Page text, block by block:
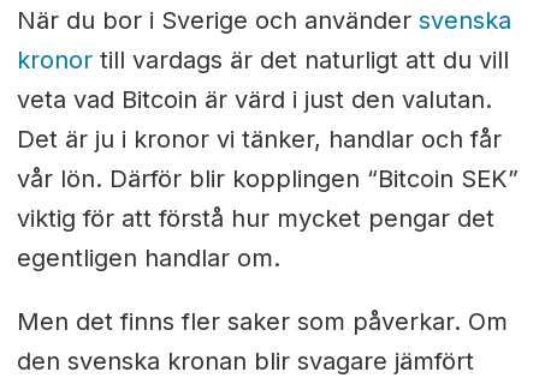
När du bor i Sverige och använder svenska
kronortill vardags är det naturligt att du vill
veta vad Bitcoin är värd i just den valutan.
Det är ju i kronor vi tänker, handlar och får
vår lön. Därför blir kopplingen “Bitcoin SEK”
viktig för att förstå hur mycket pengar det
egentligen handlar om.
Men det finns fler saker som påverkar. Om
den svenska kronan blir svagare jämfört